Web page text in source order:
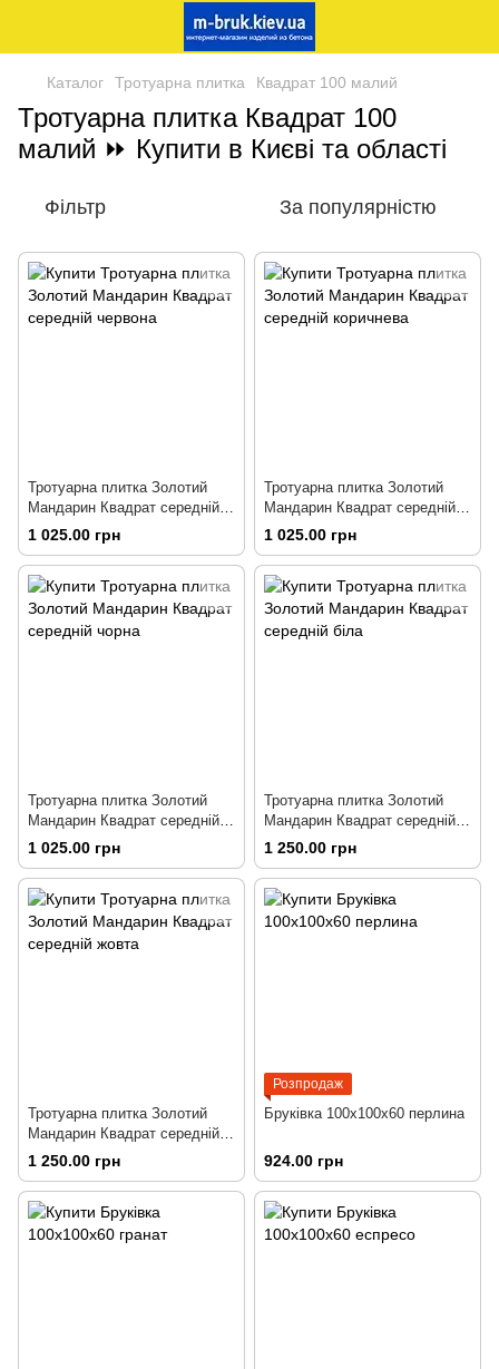
Каталог Тротуарна плитка Квадрат 100 малий
Тротуарна плитка Квадрат 100
малий ⏩ Купити в Києві та області
Фільтр За популярністю
Тротуарна плитка Золотий
Мандарин Квадрат середній
червона
1 025.00 грн
Тротуарна плитка Золотий
Мандарин Квадрат середній
коричнева
1 025.00 грн
Тротуарна плитка Золотий
Мандарин Квадрат середній
чорна
1 025.00 грн
Тротуарна плитка Золотий
Мандарин Квадрат середній
біла
1 250.00 грн
Тротуарна плитка Золотий
Мандарин Квадрат середній
жовта
1 250.00 грн
Розпродаж
Бруківка 100х100х60 перлина
924.00 грн